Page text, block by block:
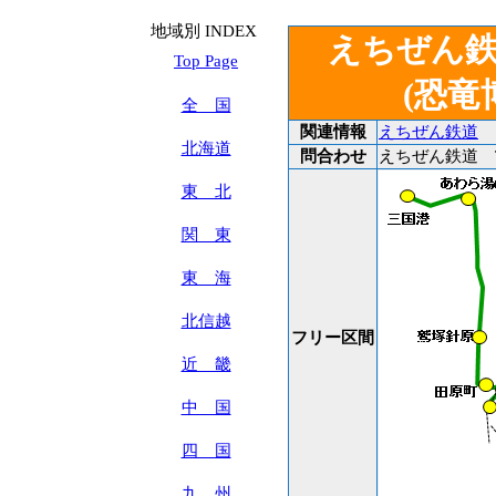
地域別 INDEX
Top Page
全 国
北海道
東 北
関 東
東 海
北信越
近 畿
中 国
四 国
えちぜん
(恐竜
関連情報
えちぜん鉄道
問合わせ
えちぜん鉄道
フリー区間